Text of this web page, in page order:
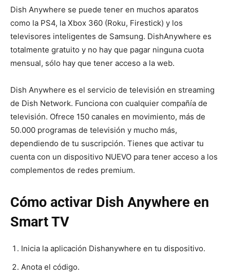
Dish Anywhere se puede tener en muchos aparatos
como la PS4, la Xbox 360 (Roku, Firestick) y los
televisores inteligentes de Samsung. DishAnywhere es
totalmente gratuito y no hay que pagar ninguna cuota
mensual, sólo hay que tener acceso a la web.
Dish Anywhere es el servicio de televisión en streaming
de Dish Network. Funciona con cualquier compañía de
televisión. Ofrece 150 canales en movimiento, más de
50.000 programas de televisión y mucho más,
dependiendo de tu suscripción. Tienes que activar tu
cuenta con un dispositivo NUEVO para tener acceso a los
complementos de redes premium.
Cómo activar Dish Anywhere en
Smart TV
Inicia la aplicación Dishanywhere en tu dispositivo.
Anota el código.